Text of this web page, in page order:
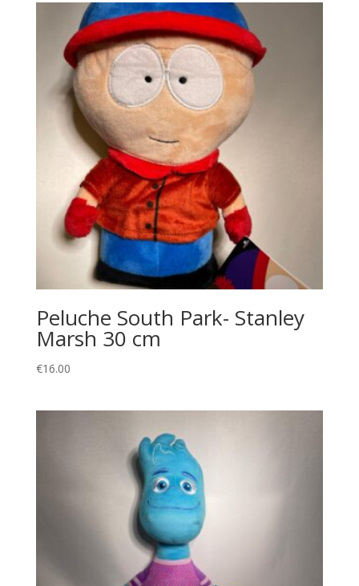
Peluche South Park- Stanley
Marsh 30 cm
€16.00